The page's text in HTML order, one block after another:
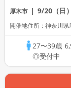
ーティー
厚木市 9/20（日）
開催地住所：神奈川
27〜39歳
◎受付中